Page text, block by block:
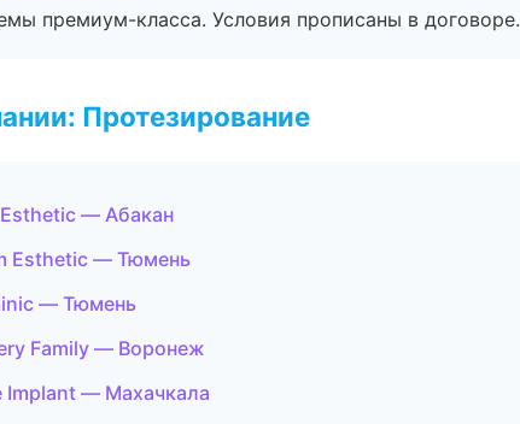
премиум-класса. Условия прописаны в договоре.
Протезирование
— Абакан
Esthetic — Тюмень
— Тюмень
Family — Воронеж
Implant — Махачкала